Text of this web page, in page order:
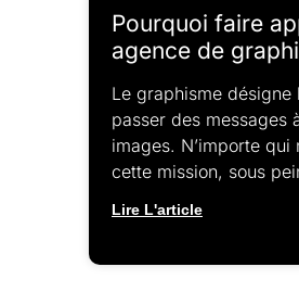
Pourquoi faire
agence de
Le graphisme
passer des messages
images. N’importe
cette mission, sous
Lire L'article